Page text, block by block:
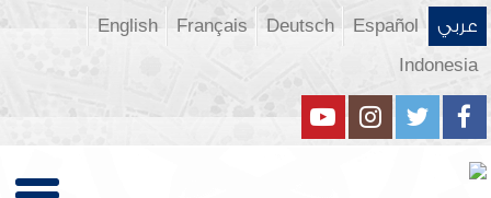
عربي Español
Deutsch
Français
English
Indonesia